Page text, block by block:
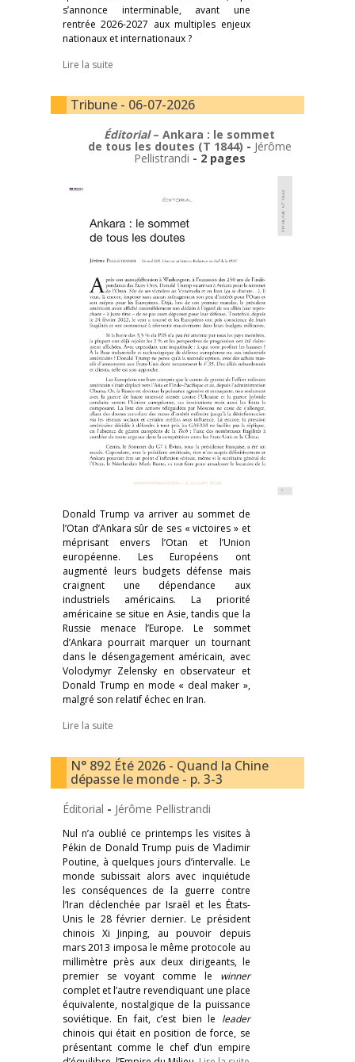
s’annonce interminable, avant une
rentrée 2026-2027 aux multiples enjeux
nationaux et internationaux ?
Lire la suite
Tribune - 06-07-2026
Éditorial– Ankara : le sommet
de tous les doutes (T 1844) - Jérôme
Pellistrandi - 2 pages
Donald Trump va arriver au sommet de
l’Otan d’Ankara sûr de ses « victoires » et
méprisant envers l’Otan et l’Union
européenne. Les Européens ont
augmenté leurs budgets défense mais
craignent une dépendance aux
industriels américains. La priorité
américaine se situe en Asie, tandis que la
Russie menace l’Europe. Le sommet
d’Ankara pourrait marquer un tournant
dans le désengagement américain, avec
Volodymyr Zelensky en observateur et
Donald Trump en mode « deal maker »,
malgré son relatif échec en Iran.
Lire la suite
N° 892 Été 2026 - Quand la Chine
dépasse le monde - p. 3-3
Éditorial - Jérôme Pellistrandi
Nul n’a oublié ce printemps les visites à
Pékin de Donald Trump puis de Vladimir
Poutine, à quelques jours d’intervalle. Le
monde subissait alors avec inquiétude
les conséquences de la guerre contre
l’Iran déclenchée par Israël et les États-
Unis le 28 février dernier. Le président
chinois Xi Jinping, au pouvoir depuis
mars 2013 imposa le même protocole au
millimètre près aux deux dirigeants, le
premier se voyant comme le winner
complet et l’autre revendiquant une place
équivalente, nostalgique de la puissance
soviétique. En fait, c’est bien le leader
chinois qui était en position de force, se
présentant comme le chef d’un empire